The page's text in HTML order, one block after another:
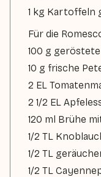
1 kg Kartoffeln
Für die
100 g
10 g frische
2 EL
2 1/2 EL
120 ml Brühe
1/2 TL
1/2 TL
1/2 TL